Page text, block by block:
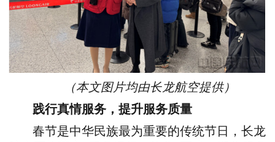
（本文图片均由长龙航空提供）
践行真情服务，提升服务质量
春节是中华民族最为重要的传统节日，长龙